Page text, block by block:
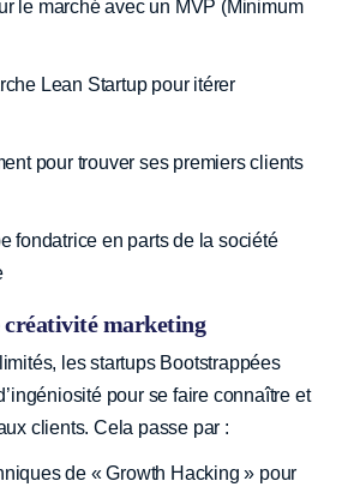
le marché avec un MVP (Minimum
Lean Startup pour itérer
pour trouver ses premiers clients
fondatrice en parts de la société
créativité marketing
les startups Bootstrappées
pour se faire connaître et
clients. Cela passe par :
de « Growth Hacking » pour